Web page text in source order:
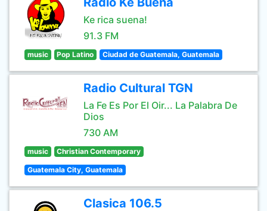
Ke rica suena!
91.3 FM
music Pop Latino Ciudad de Guatemala, Guatemala
Radio Cultural TGN
La Fe Es Por El Oir... La Palabra De
Dios
730 AM
music Christian Contemporary
Guatemala City, Guatemala
Clasica 106.5